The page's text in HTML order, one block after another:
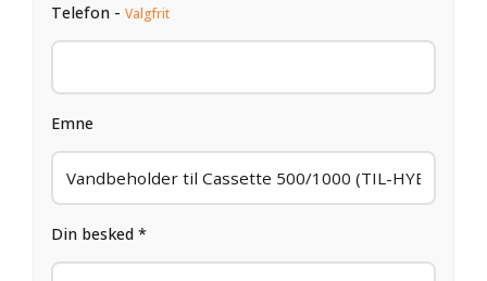
Telefon - Valgfrit
Emne
Din besked *